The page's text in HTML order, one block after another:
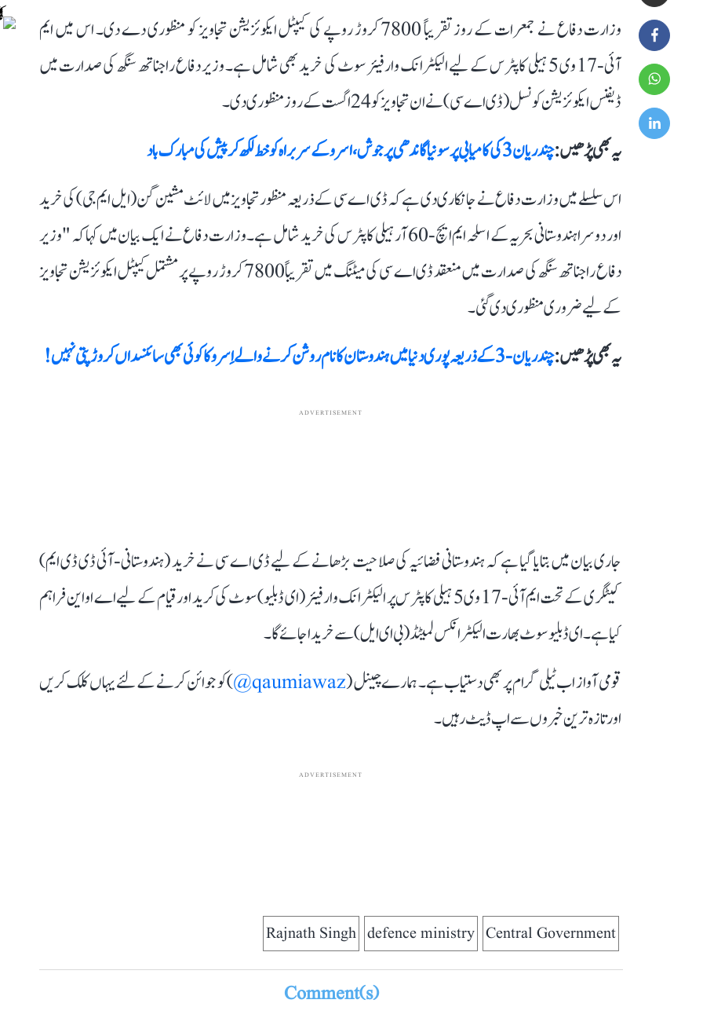
وزارت دفاع نے جمعرات کے روز تقریباً 7800 کروڑ روپے کی کیپٹل ایکوئزیشن تجاویز کو منظوری دے دی۔ اس میں ایم
آئی-17 وی 5 ہیلی کاپٹرس کے لیے الیکٹرانک وارفیئر سوٹ کی خرید بھی شامل ہے۔ وزیر دفاع راجناتھ سنگھ کی صدارت میں
ڈیفنس ایکوئزیشن کونسل (ڈی اے سی) نے ان تجاویز کو 24 اگست کے روز منظوری دی۔
یہ بھی پڑھیں :چندریان 3 کی کامیابی پر سونیا گاندھی پرجوش، اسرو کے سربراہ کو خط لکھ کر پیش کی مبارک باد
اس سلسلے میں وزارت دفاع نے جانکاری دی ہے کہ ڈی اے سی کے ذریعہ منظور تجاویز میں لائٹ مشین گن (ایل ایم جی) کی خرید
اور دوسرا ہندوستانی بحریہ کے اسلحہ ایم ایچ-60 آر ہیلی کاپٹرس کی خرید شامل ہے۔ وزارت دفاع نے ایک بیان میں کہا کہ "وزیر
دفاع راجناتھ سنگھ کی صدارت میں منعقد ڈی اے سی کی میٹنگ میں تقریباً 7800 کروڑ روپے پر مشتمل کیپٹل ایکوئزیشن تجاویز
کے لیے ضروری منظوری دی گئی۔
یہ بھی پڑھیں :چندریان-3 کے ذریعہ پوری دنیا میں ہندوستان کا نام روشن کرنے والے اِسرو کا کوئی بھی سائنسداں کروڑپتی نہیں!
ADVERTISEMENT
جاری بیان میں بتایا گیا ہے کہ ہندوستانی فضائیہ کی صلاحیت بڑھانے کے لیے ڈی اے سی نے خرید (ہندوستانی-آئی ڈی ڈی ایم)
کیٹگری کے تحت ایم آئی-17 وی 5 ہیلی کاپٹرس پر الیکٹرانک وارفیئر (ای ڈبلیو) سوٹ کی کرید اور قیام کے لیے اے او این فراہم
کیا ہے۔ ای ڈبلیو سوٹ بھارت الیکٹرانکس لمیٹڈ (بی ای ایل) سے خریدا جائے گا۔
قومی آواز اب ٹیلی گرام پر بھی دستیاب ہے۔ ہمارے چینل (qaumiawaz@
) کو جوائن کرنے کے لئے یہاں کلک کریں
اور تازہ ترین خبروں سے اپ ڈیٹ رہیں۔
ADVERTISEMENT
Central Government
defence ministry
Rajnath Singh
Comment(s)